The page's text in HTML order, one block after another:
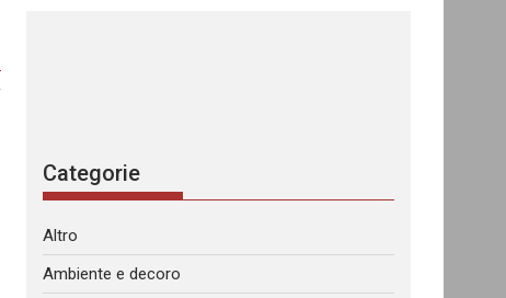
Categorie
Altro
Ambiente e decoro